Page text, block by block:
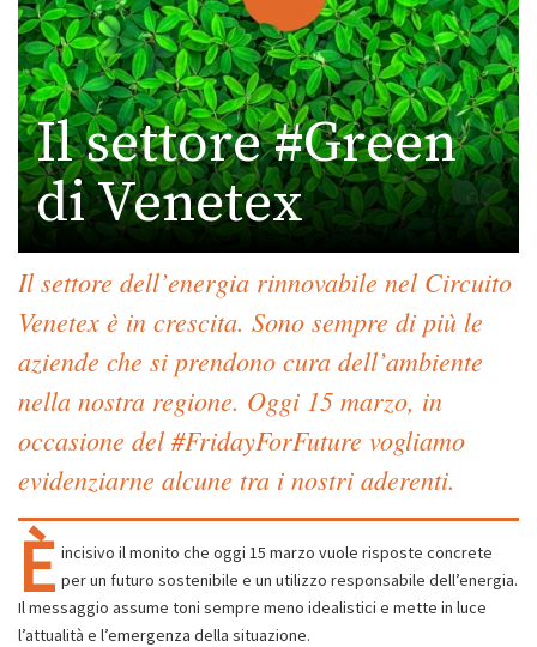
Il settore #Green
di Venetex
Il settore dell’energia rinnovabile nel Circuito
Venetex è in crescita. Sono sempre di più le
aziende che si prendono cura dell’ambiente
nella nostra regione. Oggi 15 marzo, in
occasione del #FridayForFuture vogliamo
evidenziarne alcune tra i nostri aderenti.
È incisivo il monito che oggi 15 marzo vuole risposte concrete
per un futuro sostenibile e un utilizzo responsabile dell’energia.
Il messaggio assume toni sempre meno idealistici e mette in luce
l’attualità e l’emergenza della situazione.